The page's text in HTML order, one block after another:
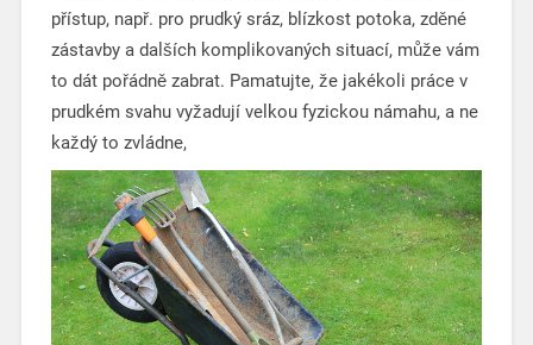
přístup, např. pro prudký sráz, blízkost potoka, zděné
zástavby a dalších komplikovaných situací, může vám
to dát pořádně zabrat. Pamatujte, že jakékoli práce v
prudkém svahu vyžadují velkou fyzickou námahu, a ne
každý to zvládne,